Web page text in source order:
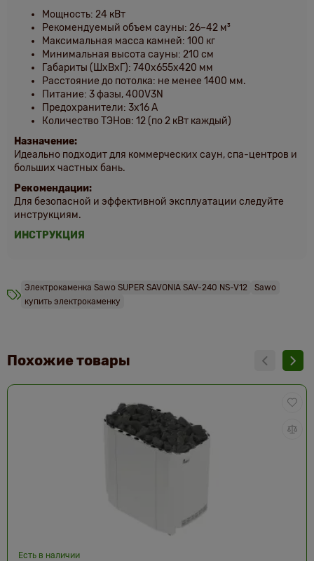
Мощность: 24 кВт
Рекомендуемый объем сауны: 26–42 м³
Максимальная масса камней: 100 кг
Минимальная высота сауны: 210 см
Габариты (ШхВхГ): 740х655х420 мм
Расстояние до потолка: не менее 1400 мм.
Питание: 3 фазы, 400V3N
Предохранители: 3x16 А
Количество ТЭНов: 12 (по 2 кВт каждый)
Назначение:
Идеально подходит для коммерческих саун, спа-центров и
больших частных бань.
Рекомендации:
Для безопасной и эффективной эксплуатации следуйте
инструкциям.
ИНСТРУКЦИЯ
Электрокаменка Sawo SUPER SAVONIA SAV-240 NS-V12
Sawo
купить электрокаменку
Похожие товары
Есть в наличии